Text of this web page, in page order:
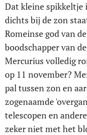
Dat kleine spikkeltje
dichts bij de zon
Romeinse god van
boodschapper van
Mercurius volledig
op 11 november?
pal tussen zon en
zogenaamde
telescopen en
zeker niet met het